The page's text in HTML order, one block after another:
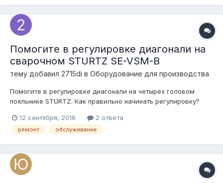
рекламациям. Осуществляю ре...
Помогите в регулировке диагонали на
сварочном STURTZ SE-VSM-B
тему добавил 2715di в Оборудование для производства
Помогите в регулировке диагонали на четырёх головом
пояльнике STURTZ. Как правильно начинать регулировку?
12 сентября, 2016 2 ответа
ремонт обслуживание